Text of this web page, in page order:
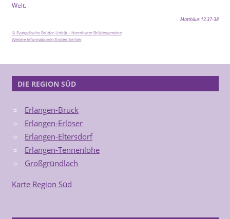
Welt.
Matthäus 13,37-38
© Evangelische Brüder-Unität – Herrnhuter Brüdergemeine
Weitere Informationen finden Sie hier
DIE REGION SÜD
Erlangen-Bruck
Erlangen-Erlöser
Erlangen-Eltersdorf
Erlangen-Tennenlohe
Großgründlach
Karte Region Süd